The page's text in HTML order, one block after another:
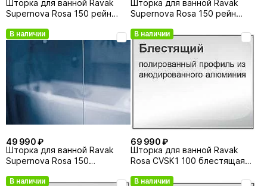
Шторка для ванной Ravak
Supernova Rosa 150 рейн
Шторка для ванной Ravak
Supernova Rosa 150 рейн
В наличии
49 990 ₽
Шторка для ванной Ravak
Supernova Rosa 150
В наличии
69 990 ₽
Шторка для ванной Ravak
Rosa CVSK1 100 блестящая
В наличии В наличии